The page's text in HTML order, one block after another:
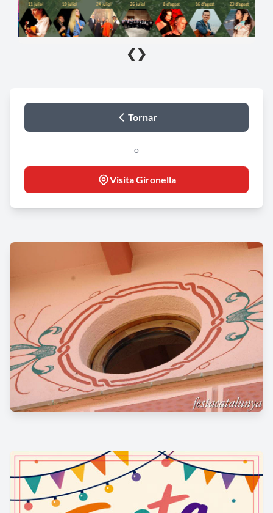
❮ ❯
Tornar
o
Visita Gironella